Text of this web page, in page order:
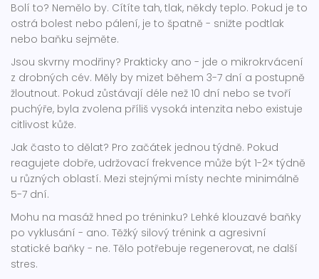
Bolí to? Nemělo by. Cítíte tah, tlak, někdy teplo. Pokud je to
ostrá bolest nebo pálení, je to špatně - snižte podtlak
nebo baňku sejměte.
Jsou skvrny modřiny? Prakticky ano - jde o mikrokrvácení
z drobných cév. Měly by mizet během 3-7 dní a postupně
žloutnout. Pokud zůstávají déle než 10 dní nebo se tvoří
puchýře, byla zvolena příliš vysoká intenzita nebo existuje
citlivost kůže.
Jak často to dělat? Pro začátek jednou týdně. Pokud
reagujete dobře, udržovací frekvence může být 1-2× týdně
u různých oblastí. Mezi stejnými místy nechte minimálně
5-7 dní.
Mohu na masáž hned po tréninku? Lehké klouzavé baňky
po vyklusání - ano. Těžký silový trénink a agresivní
statické baňky - ne. Tělo potřebuje regenerovat, ne další
stres.